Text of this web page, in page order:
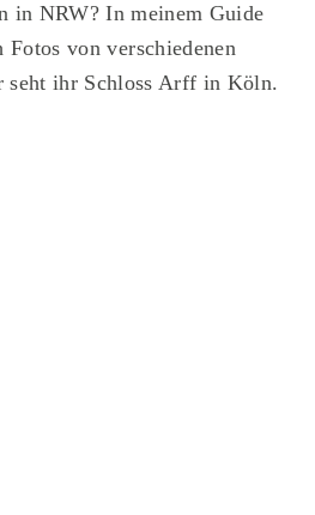
in NRW? In meinem Guide
Fotos von verschiedenen
seht ihr Schloss Arff in Köln.